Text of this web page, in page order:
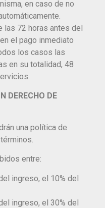
en caso de no
las 72 horas antes del
el pago inmediato
los casos las
en su totalidad, 48
DERECHO DE
una política de
entre:
ingreso, el 10% del
ingreso, el 30% del